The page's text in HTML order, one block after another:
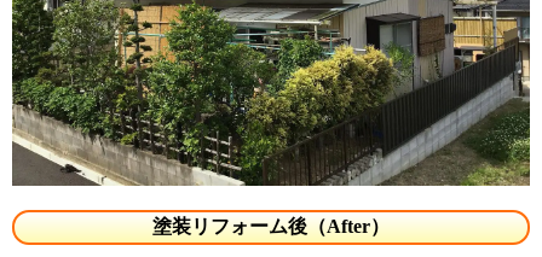
塗装リフォーム後（After）